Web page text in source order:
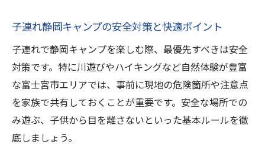
静岡キャンプで荷物運びを楽にする工夫
家族で利用しやすい静岡キャンプアクセス
術
静岡キャンプで車不要の快適体験を実現
静岡県富士宮市で安心の子ども向け体験
静岡キャンプで子どもが安全に遊ぶ工夫
子連れ静岡キャンプの安全対策と快適ポイント
子連れで静岡キャンプを楽しむ際、最優先すべきは安全
対策です。特に川遊びやハイキングなど自然体験が豊富
な富士宮市エリアでは、事前に現地の危険箇所や注意点
を家族で共有しておくことが重要です。安全な場所での
み遊ぶ、子供から目を離さないといった基本ルールを徹
底しましょう。